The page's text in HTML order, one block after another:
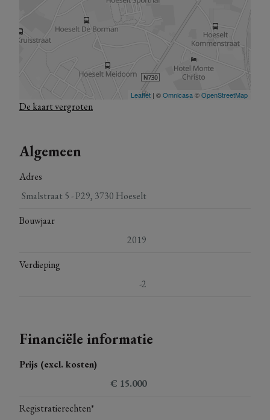
De kaart vergroten
Algemeen
Adres
Smalstraat 5 - P29, 3730 Hoeselt
Bouwjaar
2019
Verdieping
-2
Financiële informatie
Prijs (excl. kosten)
€ 15.000
Registratierechten*